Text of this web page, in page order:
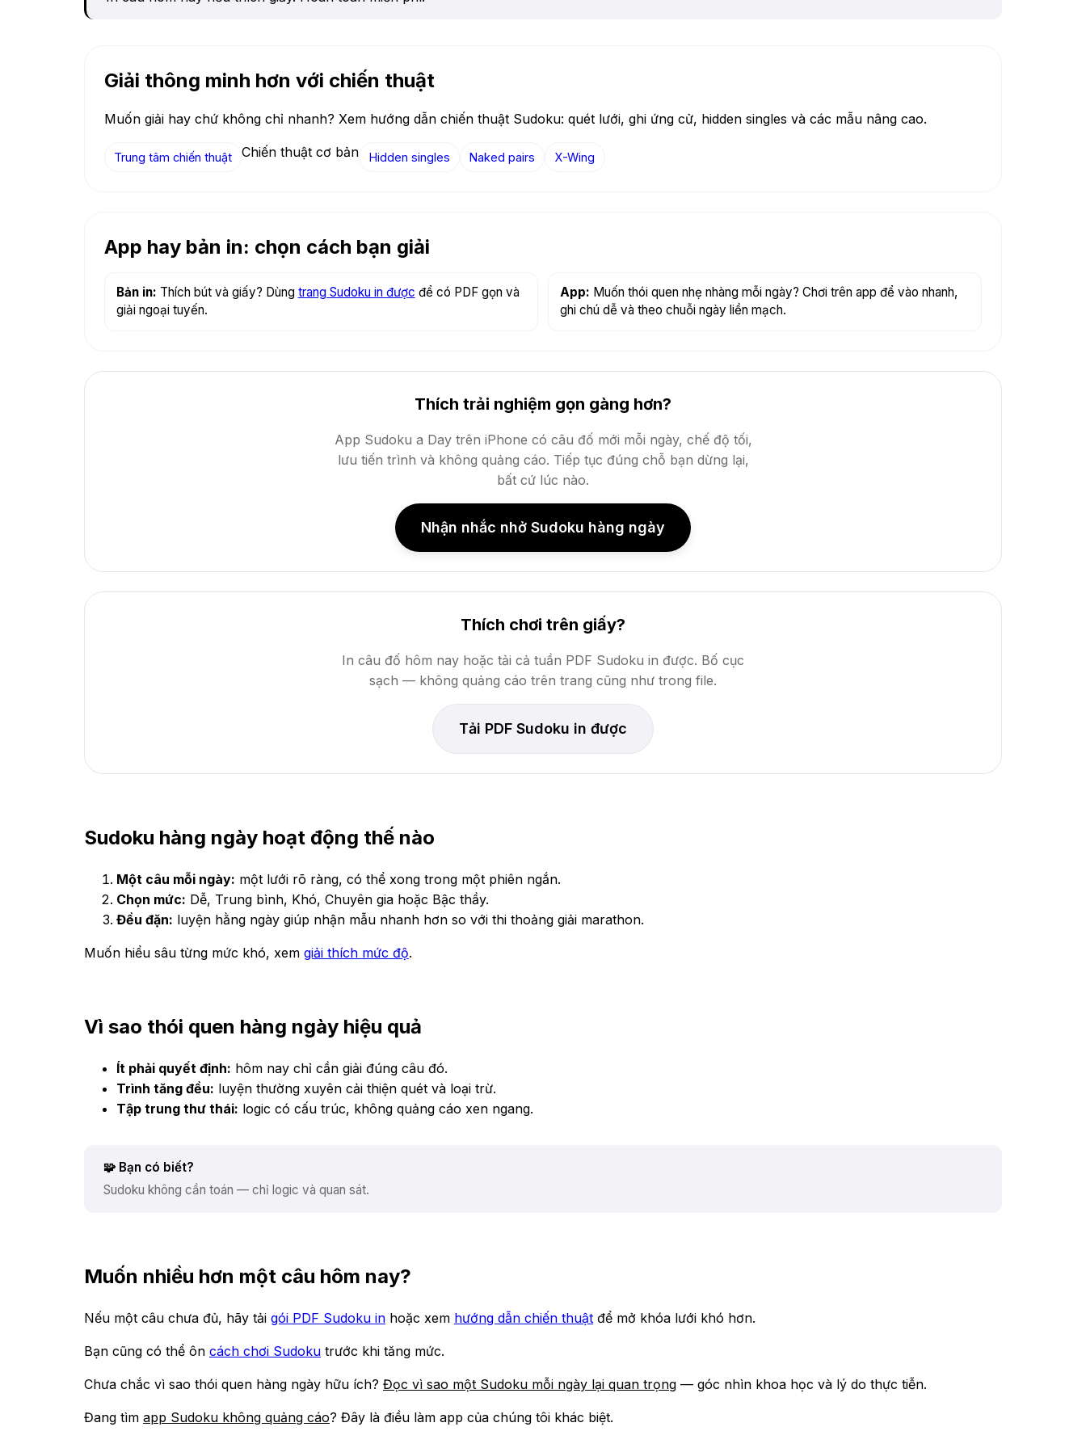
Giải thông minh hơn với chiến thuật
Muốn giải hay chứ không chỉ nhanh? Xem hướng dẫn chiến thuật Sudoku: quét lưới, ghi ứng cử, hidden singles và các mẫu nâng cao.
Trung tâm chiến thuật Chiến thuật cơ bản Hidden singles Naked pairs X-Wing
App hay bản in: chọn cách bạn giải
Bản in: Thích bút và giấy? Dùng trang Sudoku in được để có PDF gọn và
giải ngoại tuyến.
App: Muốn thói quen nhẹ nhàng mỗi ngày? Chơi trên app để vào nhanh,
ghi chú dễ và theo chuỗi ngày liền mạch.
Thích trải nghiệm gọn gàng hơn?
App Sudoku a Day trên iPhone có câu đố mới mỗi ngày, chế độ tối,
lưu tiến trình và không quảng cáo. Tiếp tục đúng chỗ bạn dừng lại,
bất cứ lúc nào.
Nhận nhắc nhở Sudoku hàng ngày
Thích chơi trên giấy?
In câu đố hôm nay hoặc tải cả tuần PDF Sudoku in được. Bố cục
sạch — không quảng cáo trên trang cũng như trong file.
Tải PDF Sudoku in được
Sudoku hàng ngày hoạt động thế nào
Một câu mỗi ngày: một lưới rõ ràng, có thể xong trong một phiên ngắn.
Chọn mức: Dễ, Trung bình, Khó, Chuyên gia hoặc Bậc thầy.
Đều đặn: luyện hằng ngày giúp nhận mẫu nhanh hơn so với thi thoảng giải marathon.
Muốn hiểu sâu từng mức khó, xem giải thích mức độ.
Vì sao thói quen hàng ngày hiệu quả
Ít phải quyết định: hôm nay chỉ cần giải đúng câu đó.
Trình tăng đều: luyện thường xuyên cải thiện quét và loại trừ.
Tập trung thư thái: logic có cấu trúc, không quảng cáo xen ngang.
🧩 Bạn có biết?
Sudoku không cần toán — chỉ logic và quan sát.
Muốn nhiều hơn một câu hôm nay?
Nếu một câu chưa đủ, hãy tải gói PDF Sudoku in hoặc xem hướng dẫn chiến thuật để mở khóa lưới khó hơn.
Bạn cũng có thể ôn cách chơi Sudoku trước khi tăng mức.
Chưa chắc vì sao thói quen hàng ngày hữu ích? Đọc vì sao một Sudoku mỗi ngày lại quan trọng — góc nhìn khoa học và lý do thực tiễn.
Đang tìm app Sudoku không quảng cáo? Đây là điều làm app của chúng tôi khác biệt.